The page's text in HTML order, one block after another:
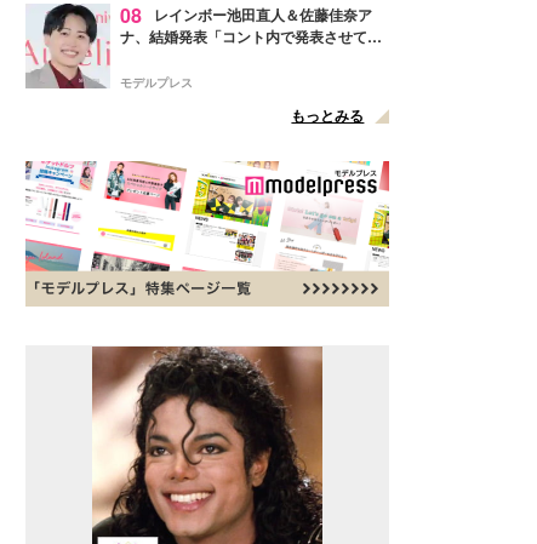
08
レインボー池田直人＆佐藤佳奈ア
ナ、結婚発表「コント内で発表させてい
点変更のため
モデルプレス
もっとみる